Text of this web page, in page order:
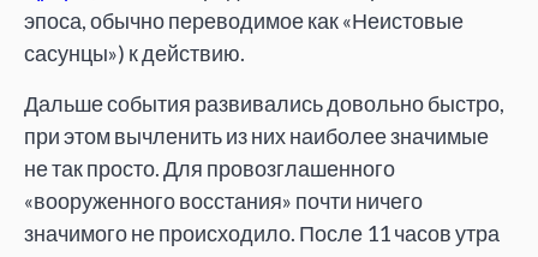
эпоса, обычно переводимое как «Неистовые
сасунцы») к действию.
Дальше события развивались довольно быстро,
при этом вычленить из них наиболее значимые
не так просто. Для провозглашенного
«вооруженного восстания» почти ничего
значимого не происходило. После 11 часов утра